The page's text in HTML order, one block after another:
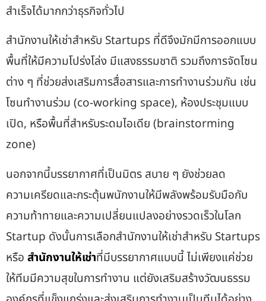
สำเร็จได้มากกว่าธุรกิจทั่วไป
สำนักงานให้เช่าสำหรับ Startups ที่ดีจึงมักมีการออกแบบ
พื้นที่ให้มีความโปร่งโล่ง มีแสงธรรมชาติ รวมถึงการจัดโซน
ต่าง ๆ ที่ช่วยส่งเสริมการสื่อสารและการทำงานร่วมกัน เช่น
โซนทำงานร่วม (co-working space), ห้องประชุมแบบ
เปิด, หรือพื้นที่สำหรับระดมไอเดีย (brainstorming
zone)
นอกจากนี้บรรยากาศที่เป็นมิตร สบาย ๆ ยังช่วยลด
ความเครียดและกระตุ้นพนักงานให้มีพลังพร้อมรับมือกับ
ความท้าทายและความเปลี่ยนแปลงอย่างรวดเร็วในโลก
Startup ดังนั้นการเลือกสำนักงานให้เช่าสำหรับ Startups
หรือ สำนักงานให้เช่าที่มีบรรยากาศแบบนี้ ไม่เพียงแค่ช่วย
ให้ทีมมีความสุขในการทำงาน แต่ยังเสริมสร้างวัฒนธรรม